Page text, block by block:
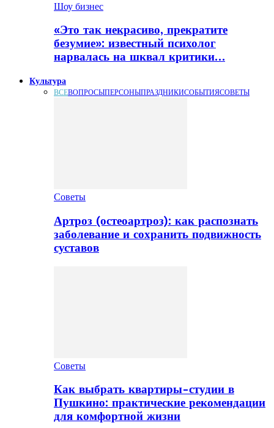
Шоу бизнес
«Это так некрасиво, прекратите
безумие»: известный психолог
нарвалась на шквал критики…
Культура
ВСЕВОПРОСЫПЕРСОНЫПРАЗДНИКИСОБЫТИЯСОВЕТЫ
Советы
Артроз (остеоартроз): как распознать
заболевание и сохранить подвижность
суставов
Советы
Как выбрать квартиры-студии в
Пушкино: практические рекомендации
для комфортной жизни